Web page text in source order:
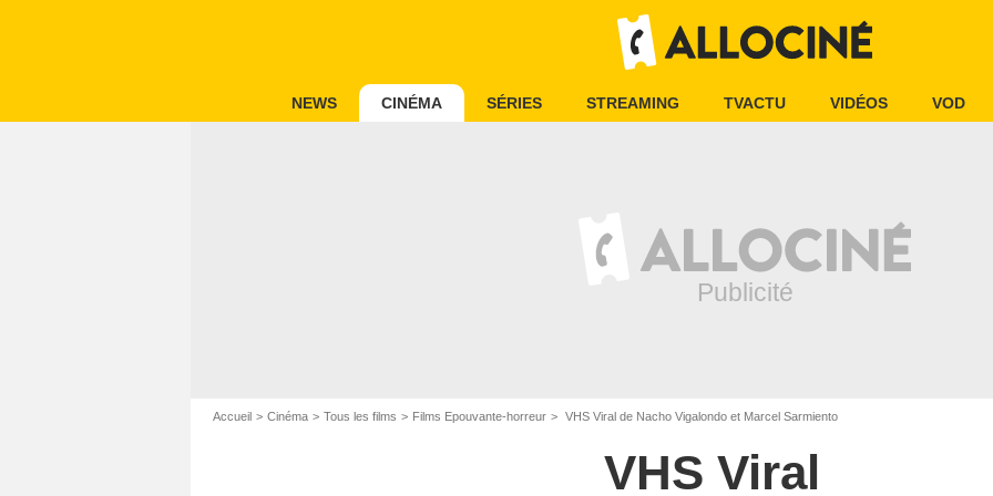
NEWS CINÉMA SÉRIES STREAMING TVACTU VIDÉOS VOD
Accueil Cinéma Tous les films Films Epouvante-horreur VHS Viral de Nacho Vigalondo et Marcel Sarmiento
VHS Viral